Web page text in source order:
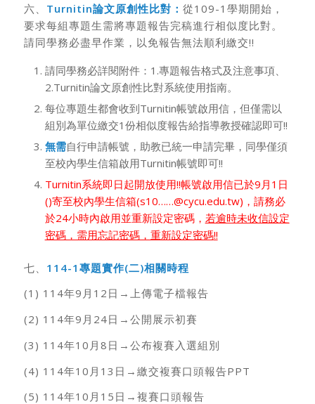
六、 Turnitin論文原創性比對： 從109-1學期開始，
要求每組專題生需將專題報告完稿進行相似度比對。
請同學務必盡早作業，以免報告無法順利繳交!!
請同學務必詳閱附件：1.專題報告格式及注意事項、
2.Turnitin論文原創性比對系統使用指南。
每位專題生都會收到Turnitin帳號啟用信，但僅需以
組別為單位繳交1份相似度報告給指導教授確認即可!!
無需自行申請帳號，助教已統一申請完畢，同學僅須
至校內學生信箱啟用Turnitin帳號即可!!
Turnitin系統即日起開放使用!!帳號啟用信已於9月1日
()寄至校內學生信箱(s10……@cycu.edu.tw)，請務必
於24小時內啟用並重新設定密碼， 若逾時未收信設定
密碼，需用忘記密碼，重新設定密碼!!
七、 114-1 專題實作(二)相關時程
(1) 114年9月12日→上傳電子檔報告
(2) 114年9月24日→公開展示初賽
(3) 114年10月8日→公布複賽入選組別
(4) 114年10月13日→繳交複賽口頭報告PPT
(5) 114年10月15日→複賽口頭報告